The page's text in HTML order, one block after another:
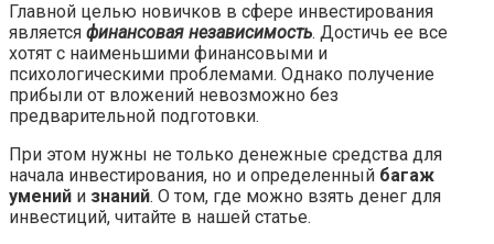
Главной целью новичков в сфере инвестирования
является финансовая независимость. Достичь ее все
хотят с наименьшими финансовыми и
психологическими проблемами. Однако получение
прибыли от вложений невозможно без
предварительной подготовки.
При этом нужны не только денежные средства для
начала инвестирования, но и определенный багаж
умений и знаний. О том, где можно взять денег для
инвестиций, читайте в нашей статье.